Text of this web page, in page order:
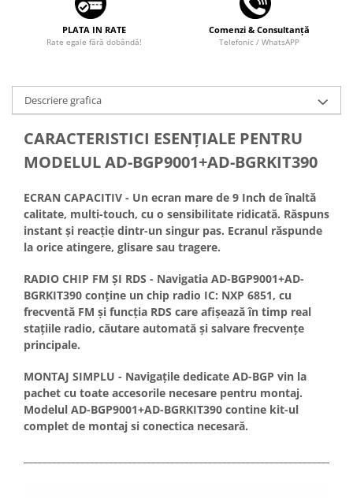
PLATA IN RATE
Rate egale fără dobândă!
Comenzi & Consultanță
Telefonic / WhatsAPP
Descriere grafica
CARACTERISTICI ESENŢIALE PENTRU
MODELUL AD-BGP9001+AD-BGRKIT390
ECRAN CAPACITIV - Un ecran mare de 9 Inch de înaltă
calitate, multi-touch, cu o sensibilitate ridicată. Răspuns
instant și reacție dintr-un singur pas. Ecranul răspunde
la orice atingere, glisare sau tragere.
RADIO CHIP FM ȘI RDS - Navigatia AD-BGP9001+AD-
BGRKIT390 conține un chip radio IC: NXP 6851, cu
frecventă FM și funcția RDS care afișează în timp real
stațiile radio, căutare automată și salvare frecvențe
principale.
MONTAJ SIMPLU - Navigațile dedicate AD-BGP vin la
pachet cu toate accesorile necesare pentru montaj.
Modelul AD-BGP9001+AD-BGRKIT390 contine kit-ul
complet de montaj si conectica necesară.